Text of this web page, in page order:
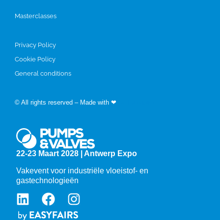
22-23 Maart 2028 | Antwerp Expo
Vakevent voor industriële vloeistof- en
gastechnologieën
Masterclasses
Privacy Policy
Cookie Policy
General conditions
© All rights reserved – Made with ❤